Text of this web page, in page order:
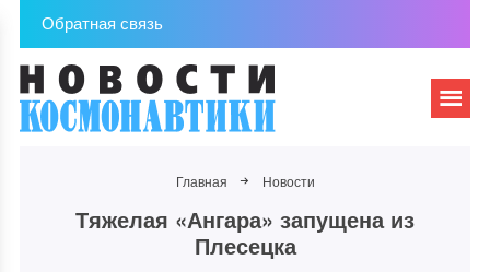
Обратная связь
Главная Новости
Тяжелая «Ангара» запущена из
Плесецка